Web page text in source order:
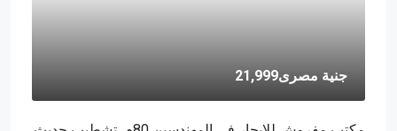
جنية مصرى21,999